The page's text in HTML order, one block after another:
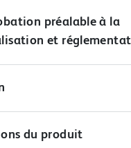
préalable à la
et
du produit